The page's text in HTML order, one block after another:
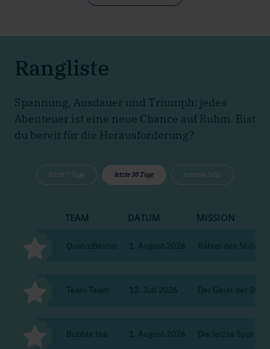
Rangliste
Spannung, Ausdauer und Triumph: jedes
Abenteuer ist eine neue Chance auf Ruhm. Bist
du bereit für die Herausforderung?
letzte 7 Tage letzte 30 Tage letztes Jahr
TEAM DATUM MISSION
QuatroBestio 1. August 2026 Rätsel des Stillen
Team Team 12. Juli 2026 Der Geist der Stadt
Bubble tea 1. August 2026 Die letzte Spur